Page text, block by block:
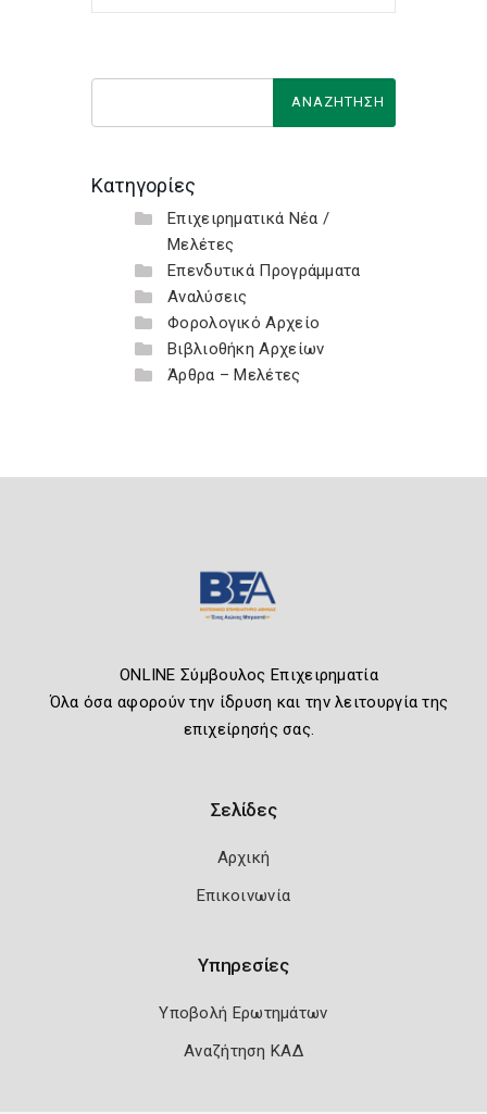
Κατηγορίες
Επιχειρηματικά Νέα /
Μελέτες
Επενδυτικά Προγράμματα
Αναλύσεις
Φορολογικό Αρχείο
Βιβλιοθήκη Αρχείων
Άρθρα – Μελέτες
ONLINE Σύμβουλος Επιχειρηματία
Όλα όσα αφορούν την ίδρυση και την λειτουργία της
επιχείρησής σας.
Σελίδες
Αρχική
Επικοινωνία
Υπηρεσίες
Υποβολή Ερωτημάτων
Αναζήτηση ΚΑΔ